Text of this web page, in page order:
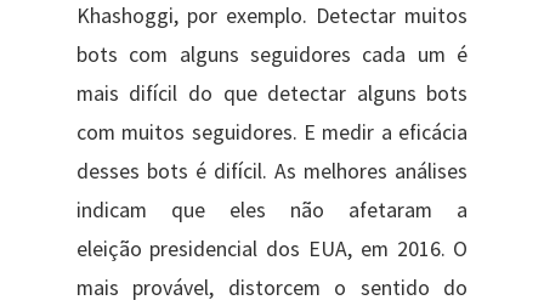
Khashoggi, por exemplo. Detectar muitos
bots com alguns seguidores cada um é
mais difícil do que detectar alguns bots
com muitos seguidores. E medir a eficácia
desses bots é difícil. As melhores análises
indicam que eles não afetaram a
eleição presidencial dos EUA, em 2016. O
mais provável, distorcem o sentido do